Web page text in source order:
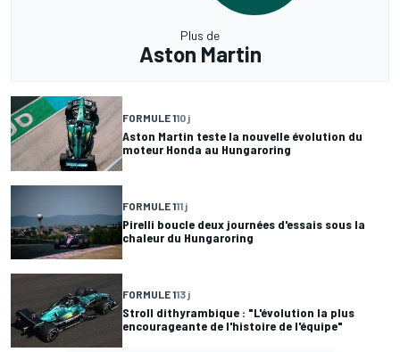
Plus de
Aston Martin
FORMULE 110 j
Aston Martin teste la nouvelle évolution du
moteur Honda au Hungaroring
FORMULE 111 j
Pirelli boucle deux journées d'essais sous la
chaleur du Hungaroring
FORMULE 113 j
Stroll dithyrambique : "L'évolution la plus
encourageante de l'histoire de l'équipe"